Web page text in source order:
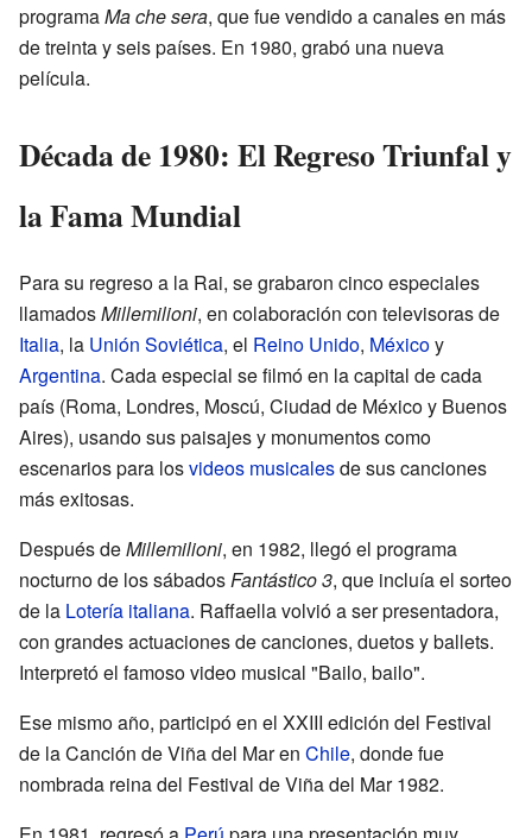
programaMa che sera, que fue vendido a canales en más
de treinta y seis países. En 1980, grabó una nueva
película.
Década de 1980: El Regreso Triunfal y
la Fama Mundial
Para su regreso a la Rai, se grabaron cinco especiales
llamadosMillemilioni, en colaboración con televisoras de
Italia, la Unión Soviética, el Reino Unido, Méxicoy
Argentina. Cada especial se filmó en la capital de cada
país (Roma, Londres, Moscú, Ciudad de México y Buenos
Aires), usando sus paisajes y monumentos como
escenarios para losvideos musicalesde sus canciones
más exitosas.
Después deMillemilioni, en 1982, llegó el programa
nocturno de los sábados Fantástico 3, que incluía el sorteo
de la Lotería italiana. Raffaella volvió a ser presentadora,
con grandes actuaciones de canciones, duetos y ballets.
Interpretó el famoso video musical "Bailo, bailo".
Ese mismo año, participó en el XXIII edición del Festival
de la Canción de Viña del Mar en Chile, donde fue
nombrada reina del Festival de Viña del Mar 1982.